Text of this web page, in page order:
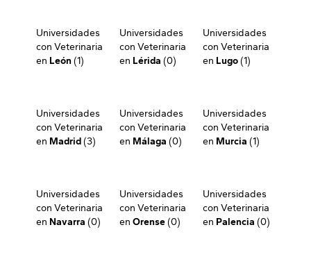
Universidades
con Veterinaria
en León(1)
Universidades
con Veterinaria
en Lérida (0)
Universidades
con Veterinaria
en Lugo(1)
Universidades
con Veterinaria
en Madrid(3)
Universidades
con Veterinaria
en Málaga (0)
Universidades
con Veterinaria
en Murcia (1)
Universidades
con Veterinaria
en Navarra (0)
Universidades
con Veterinaria
en Orense(0)
Universidades
con Veterinaria
en Palencia (0)